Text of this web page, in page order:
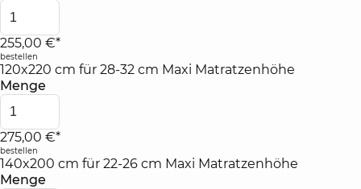
255,00 €*
bestellen
120x220 cm für 28-32 cm Maxi Matratzenhöhe
Menge
275,00 €*
bestellen
140x200 cm für 22-26 cm Maxi Matratzenhöhe
Menge